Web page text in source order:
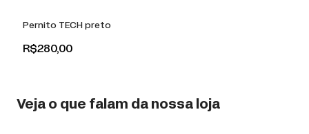
Pernito TECH preto
R$280,00
Veja o que falam da nossa loja